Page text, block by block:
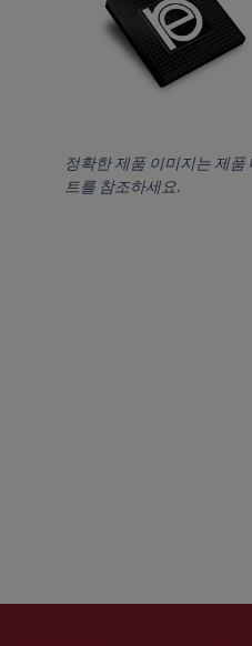
정확한 제품 이미지는 제품
트를 참조하세요.